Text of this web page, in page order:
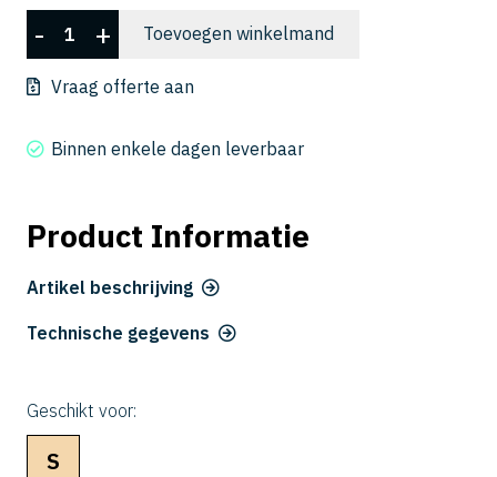
CNRS
4120-
20-
aantal
- + Toevoegen winkelmand
Vraag offerte aan
Binnen enkele dagen leverbaar
Product Informatie
Artikel beschrijving
Technische gegevens
Geschikt voor:
S